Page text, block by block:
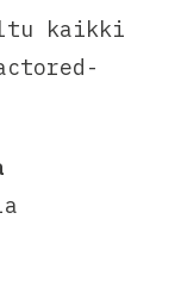
kaikki